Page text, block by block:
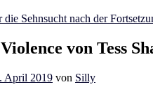
Sehnsucht nach der
von Tess
April 2019 von Silly